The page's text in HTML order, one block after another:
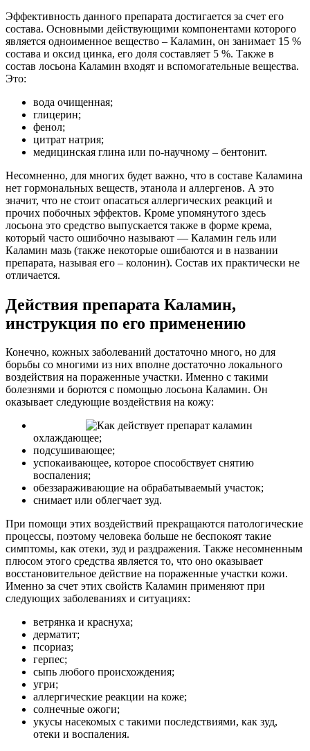
Эффективность данного препарата достигается за счет его
состава. Основными действующими компонентами которого
является одноименное вещество – Каламин, он занимает 15 %
состава и оксид цинка, его доля составляет 5 %. Также в
состав лосьона Каламин входят и вспомогательные вещества.
Это:
вода очищенная;
глицерин;
фенол;
цитрат натрия;
медицинская глина или по-научному – бентонит.
Несомненно, для многих будет важно, что в составе Каламина
нет гормональных веществ, этанола и аллергенов. А это
значит, что не стоит опасаться аллергических реакций и
прочих побочных эффектов. Кроме упомянутого здесь
лосьона это средство выпускается также в форме крема,
который часто ошибочно называют — Каламин гель или
Каламин мазь (также некоторые ошибаются и в названии
препарата, называя его – колонин). Состав их практически не
отличается.
Действия препарата Каламин,
инструкция по его применению
Конечно, кожных заболеваний достаточно много, но для
борьбы со многими из них вполне достаточно локального
воздействия на пораженные участки. Именно с такими
болезнями и борются с помощью лосьона Каламин. Он
оказывает следующие воздействия на кожу:
охлаждающее;
подсушивающее;
успокаивающее, которое способствует снятию
воспаления;
обеззараживающие на обрабатываемый участок;
снимает или облегчает зуд.
При помощи этих воздействий прекращаются патологические
процессы, поэтому человека больше не беспокоят такие
симптомы, как отеки, зуд и раздражения. Также несомненным
плюсом этого средства является то, что оно оказывает
восстановительное действие на пораженные участки кожи.
Именно за счет этих свойств Каламин применяют при
следующих заболеваниях и ситуациях:
ветрянка и краснуха;
дерматит;
псориаз;
герпес;
сыпь любого происхождения;
угри;
аллергические реакции на коже;
солнечные ожоги;
укусы насекомых с такими последствиями, как зуд,
отеки и воспаления.